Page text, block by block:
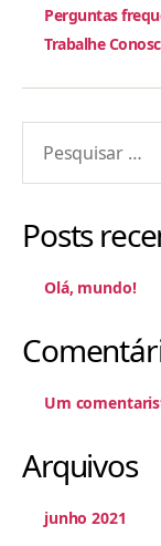
Perguntas
Trabalhe
Posts
Olá, mundo!
Um
Arquivos
junho 2021